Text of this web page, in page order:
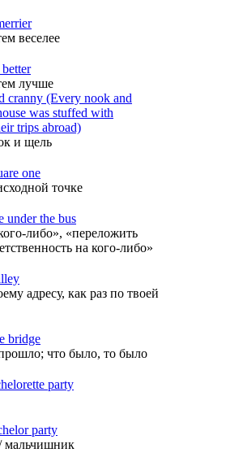
веселее
лучше
cranny (Every nook and
was stuffed with
trips abroad)
и щель
one
точке
under the bus
либо», «переложить
на кого-либо»
адресу, как раз по твоей
bridge
что было, то было
party
party
мальчишник